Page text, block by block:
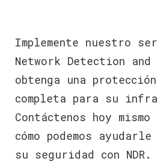
Implemente nuestro
Network Detection and
obtenga una
completa para su
Contáctenos hoy
cómo podemos
su seguridad con NDR.